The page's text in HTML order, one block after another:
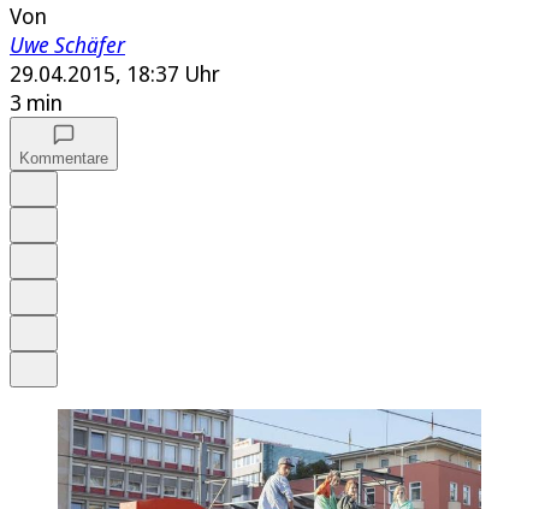
Von
Uwe Schäfer
29.04.2015, 18:37 Uhr
3 min
Kommentare